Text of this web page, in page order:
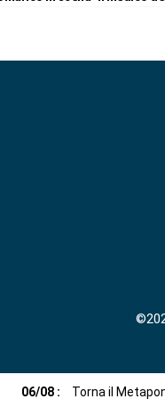
06/08 : Torna il